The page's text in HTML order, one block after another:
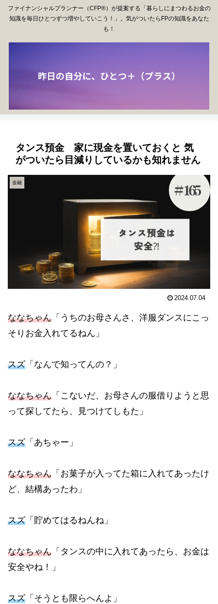
ファイナンシャルプランナー（CFP®）が提案する「暮らしにまつわるお金の
知識を毎日ひとつずつ増やしていこう！」。気がついたらFPの知識をあなた
も！
タンス預金 家に現金を置いておくと 気
がついたら目減りしているかも知れません
金融
2024.07.04
ななちゃん 「うちのお母さんさ、洋服ダンスにこっ
そりお金入れてるねん」
スズ 「なんで知ってんの？」
ななちゃん 「こないだ、お母さんの服借りようと思
って探してたら、見つけてしもた」
スズ 「あちゃー」
ななちゃん 「お菓子が入ってた箱に入れてあったけ
ど、結構あったわ」
スズ 「貯めてはるねんね」
ななちゃん 「タンスの中に入れてあったら、お金は
安全やね！」
スズ 「そうとも限らへんよ」